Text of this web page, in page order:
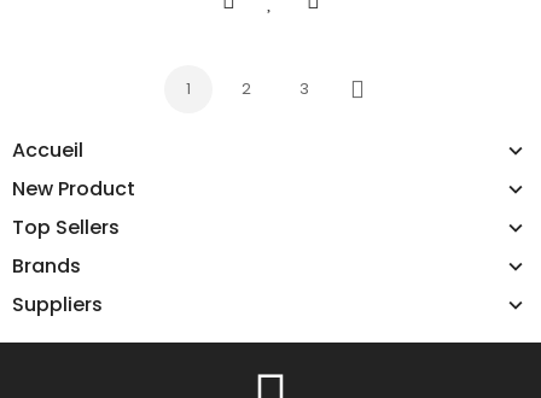
Accueil
New Product
Top Sellers
Brands
Suppliers
1 2 3
Next